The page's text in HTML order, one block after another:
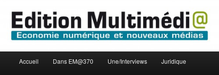
contenu
principalEdition Multimédi@
principal
Accueil Dans EM@370 Une/Interviews Juridique